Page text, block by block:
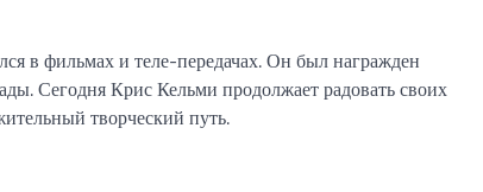
в фильмах и теле-передачах. Он был награжден
Сегодня Крис Кельми продолжает радовать своих
творческий путь.